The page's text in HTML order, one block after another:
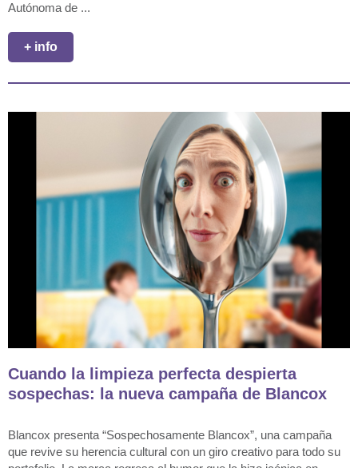
Autónoma de ...
+ info
Cuando la limpieza perfecta despierta
sospechas: la nueva campaña de Blancox
Blancox presenta “Sospechosamente Blancox”, una campaña
que revive su herencia cultural con un giro creativo para todo su